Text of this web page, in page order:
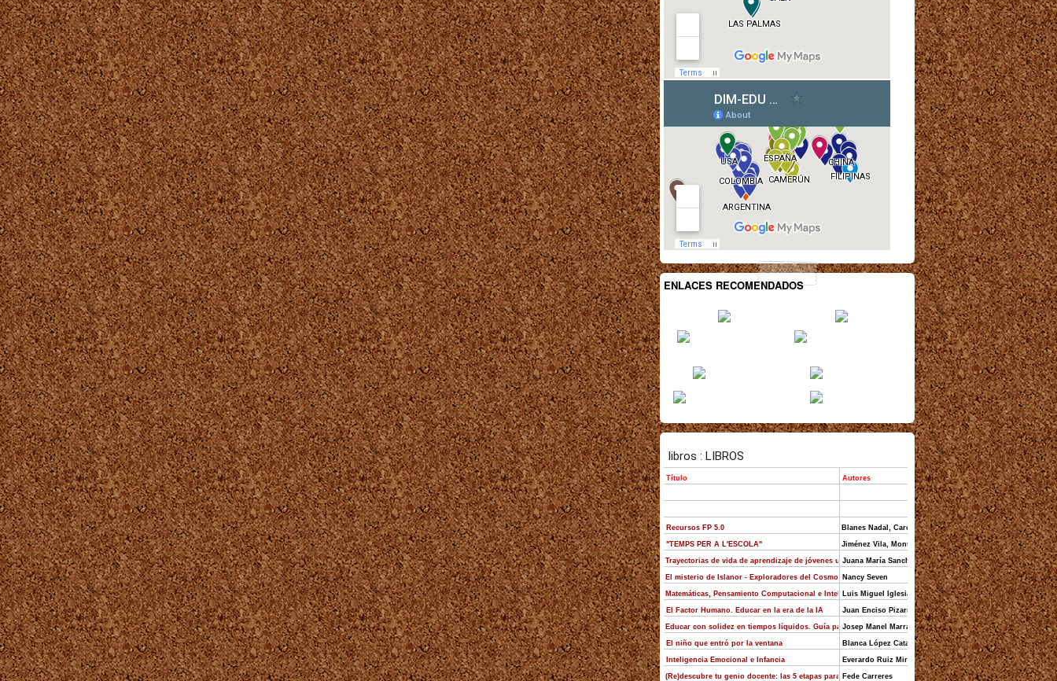
ENLACES RECOMENDADOS